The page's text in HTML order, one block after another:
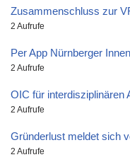
Zusammenschluss zur
2 Aufrufe
Per App Nürnberger
2 Aufrufe
OIC für interdisziplinären
2 Aufrufe
Gründerlust meldet sich
2 Aufrufe